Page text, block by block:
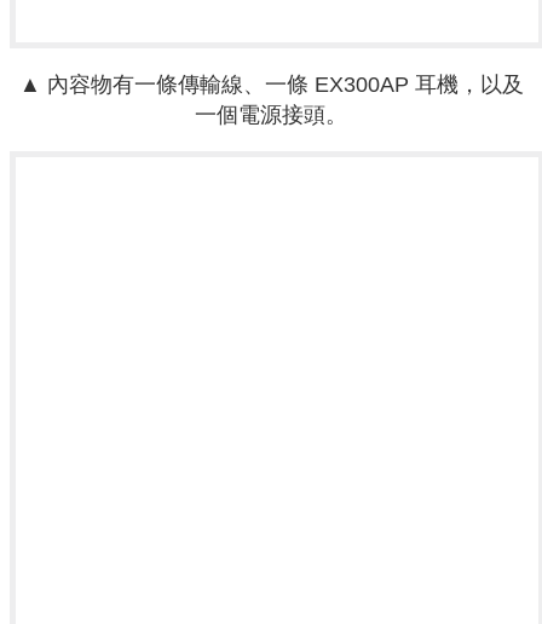
▲ 內容物有一條傳輸線、一條 EX300AP 耳機，以及
一個電源接頭。